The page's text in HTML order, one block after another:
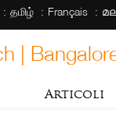
தமிழ் Français
|
Articoli